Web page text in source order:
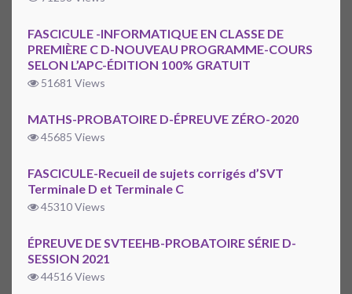
FASCICULE -INFORMATIQUE EN CLASSE DE
PREMIÈRE C D-NOUVEAU PROGRAMME-COURS
SELON L’APC-ÉDITION 100% GRATUIT
51681 Views
MATHS-PROBATOIRE D-ÉPREUVE ZÉRO-2020
45685 Views
FASCICULE-Recueil de sujets corrigés d’SVT
Terminale D et Terminale C
45310 Views
ÉPREUVE DE SVTEEHB-PROBATOIRE SÉRIE D-
SESSION 2021
44516 Views